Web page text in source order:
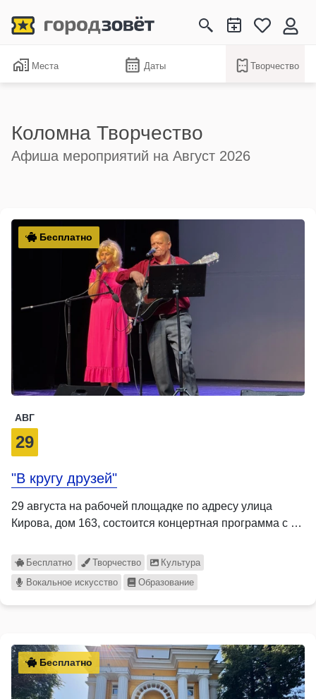
Места Даты Творчество
Коломна Творчество
Афиша мероприятий на Август 2026
Бесплатно
АВГ
29
"В кругу друзей"
29 августа на рабочей площадке по адресу улица
Кирова, дом 163, состоится концертная программа с …
Бесплатно Творчество
Культура
Вокальное искусство
Образование
Бесплатно